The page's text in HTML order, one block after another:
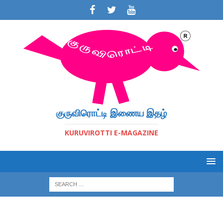
குருவிரொட்டி இணைய இதழ்
KURUVIROTTI E-MAGAZINE